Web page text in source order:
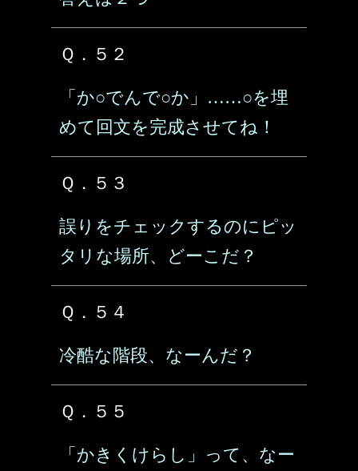
Ｑ．５２
「か○でんで○か」……○を埋
めて回文を完成させてね！
Ｑ．５３
誤りをチェックするのにピッ
タリな場所、どーこだ？
Ｑ．５４
冷酷な階段、なーんだ？
Ｑ．５５
「かきくけらし」って、なー